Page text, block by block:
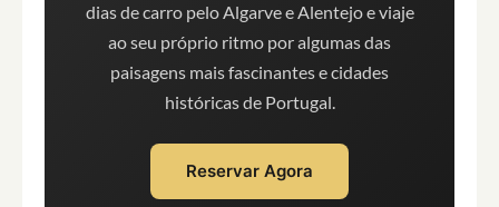
dias de carro pelo Algarve e Alentejo e viaje
ao seu próprio ritmo por algumas das
paisagens mais fascinantes e cidades
históricas de Portugal.
Reservar Agora